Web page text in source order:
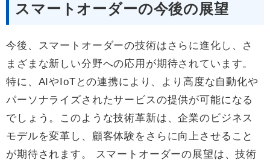
スマートオーダーの今後の展望
今後、スマートオーダーの技術はさらに進化し、さ
まざまな新しい分野への応用が期待されています。
特に、AIやIoTとの連携により、より高度な自動化や
パーソナライズされたサービスの提供が可能になる
でしょう。このような技術革新は、企業のビジネス
モデルを変革し、顧客体験をさらに向上させること
が期待されます。 スマートオーダーの展望は、技術